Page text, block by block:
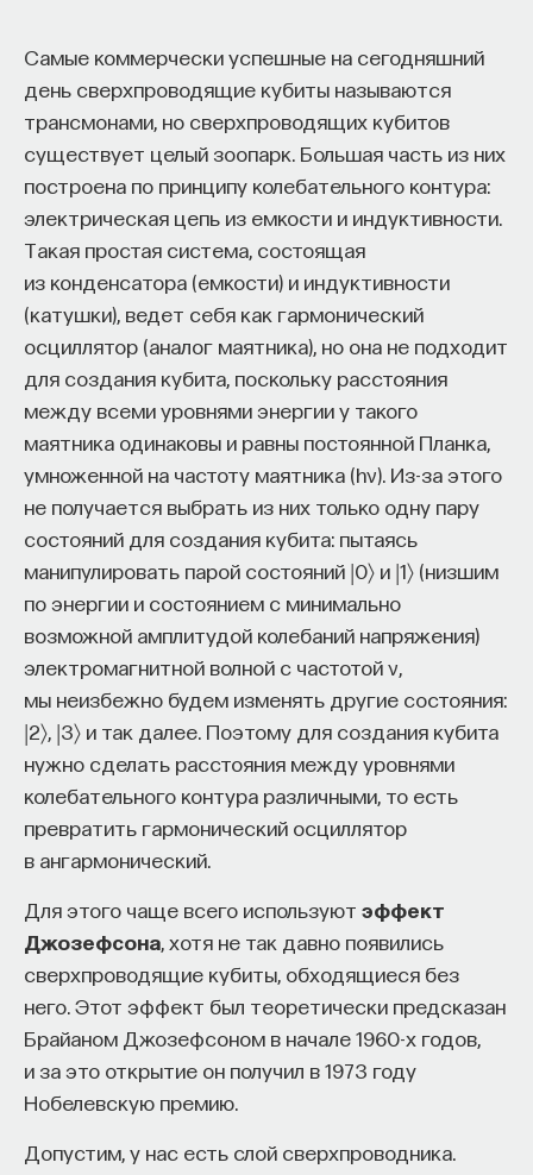
Самые коммерчески успешные на сегодняшний
день сверхпроводящие кубиты называются
трансмонами, но сверхпроводящих кубитов
существует целый зоопарк. Большая часть из них
построена по принципу колебательного контура:
электрическая цепь из емкости и индуктивности.
Такая простая система, состоящая
из конденсатора (емкости) и индуктивности
(катушки), ведет себя как гармонический
осциллятор (аналог маятника), но она не подходит
для создания кубита, поскольку расстояния
между всеми уровнями энергии у такого
маятника одинаковы и равны постоянной Планка,
умноженной на частоту маятника (hν). Из-за этого
не получается выбрать из них только одну пару
состояний для создания кубита: пытаясь
манипулировать парой состояний |0〉 и |1〉 (низшим
по энергии и состоянием с минимально
возможной амплитудой колебаний напряжения)
электромагнитной волной с частотой ν,
мы неизбежно будем изменять другие состояния:
|2〉, |3〉 и так далее. Поэтому для создания кубита
нужно сделать расстояния между уровнями
колебательного контура различными, то есть
превратить гармонический осциллятор
в ангармонический.
Для этого чаще всего используют эффект
Джозефсона , хотя не так давно появились
сверхпроводящие кубиты, обходящиеся без
него. Этот эффект был теоретически предсказан
Брайаном Джозефсоном в начале 1960-х годов,
и за это открытие он получил в 1973 году
Нобелевскую премию.
Допустим, у нас есть слой сверхпроводника.